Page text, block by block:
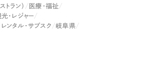
トラン）
医療・福祉
・レジャー
レンタル・サブスク
岐阜県